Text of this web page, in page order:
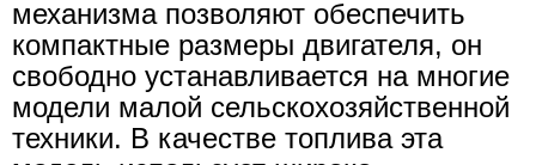
механизма позволяют обеспечить
компактные размеры двигателя, он
свободно устанавливается на многие
модели малой сельскохозяйственной
техники. В качестве топлива эта